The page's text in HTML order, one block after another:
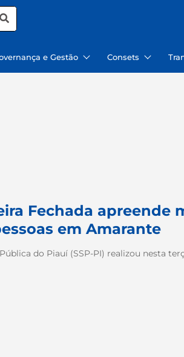
e Gestão Consets
Fechada apreende
em Amarante
do Piauí (SSP-PI) realizou nesta